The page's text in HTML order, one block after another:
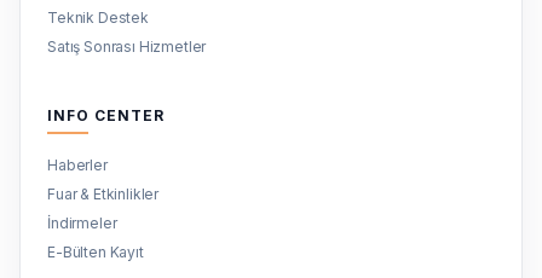
Teknik Destek
Satış Sonrası Hizmetler
INFO CENTER
Haberler
Fuar & Etkinlikler
İndirmeler
E-Bülten Kayıt